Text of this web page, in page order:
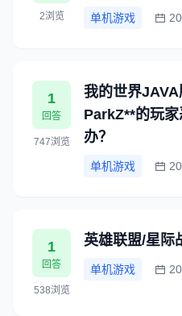
2浏览 单机游戏
1
回答
747浏览
我的世界
ParkZ**的玩
办？
单机游戏
1
回答
538浏览
英雄联盟/星际
单机游戏